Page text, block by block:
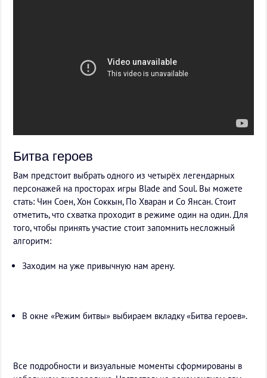
Битва героев
Вам предстоит выбрать одного из четырёх легендарных
персонажей на просторах игры Blade and Soul. Вы можете
стать: Чин Соен, Хон Соккын, По Хваран и Со Янсан. Стоит
отметить, что схватка проходит в режиме один на один. Для
того, чтобы принять участие стоит запомнить несложный
алгоритм:
Заходим на уже привычную нам арену.
В окне «Режим битвы» выбираем вкладку «Битва героев».
Все подробности и визуальные моменты сформированы в